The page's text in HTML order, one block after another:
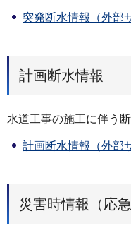
突発断水情報（外部
計画断水情報
水道工事の施工に伴う
計画断水情報（外部
災害時情報（応